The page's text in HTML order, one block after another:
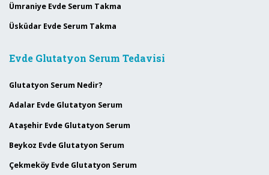
Ümraniye Evde Serum Takma
Üsküdar Evde Serum Takma
Evde Glutatyon Serum Tedavisi
Glutatyon Serum Nedir?
Adalar Evde Glutatyon Serum
Ataşehir Evde Glutatyon Serum
Beykoz Evde Glutatyon Serum
Çekmeköy Evde Glutatyon Serum